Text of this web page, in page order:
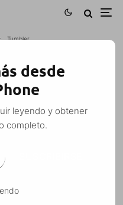
Tumbler
· 1 Minuto de lectura
usa el acelerómetro
http://repo.ispazio.net
desde
leyendo y obtener
completo.